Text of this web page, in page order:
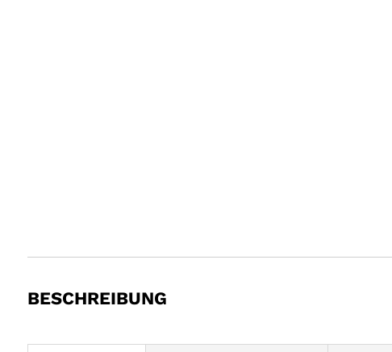
BESCHREIBUNG